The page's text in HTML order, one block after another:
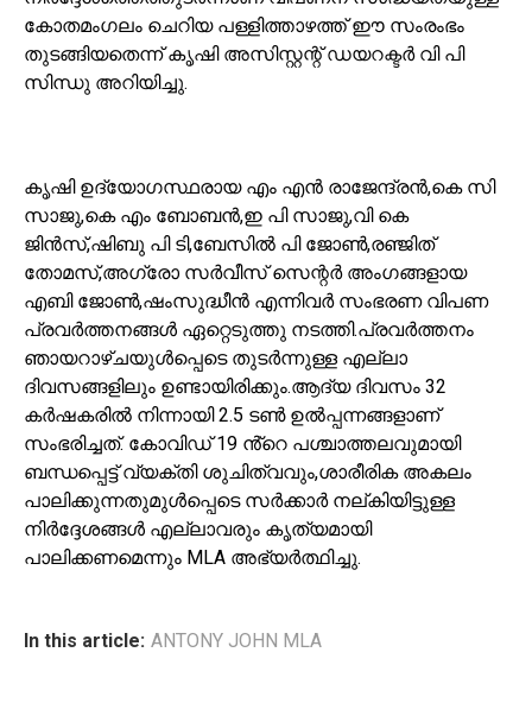
കോതമംഗലം ചെറിയ പള്ളിത്താഴത്ത് ഈ സംരംഭം
തുടങ്ങിയതെന്ന് കൃഷി അസിസ്റ്റന്റ് ഡയറക്ടർ വി പി
സിന്ധു അറിയിച്ചു.
കൃഷി ഉദ്യോഗസ്ഥരായ എം എൻ രാജേന്ദ്രൻ,കെ സി
സാജു,കെ എം ബോബൻ,ഇ പി സാജു,വി കെ
ജിൻസ്,ഷിബു പി ടി,ബേസിൽ പി ജോൺ,രഞ്ജിത്
തോമസ്,അഗ്രോ സർവീസ് സെന്റർ അംഗങ്ങളായ
എബി ജോൺ,ഷംസുദ്ധീൻ എന്നിവർ സംഭരണ വിപണ
പ്രവർത്തനങ്ങൾ ഏറ്റെടുത്തു നടത്തി.പ്രവർത്തനം
ഞായറാഴ്ചയുൾപ്പെടെ തുടർന്നുള്ള എല്ലാ
ദിവസങ്ങളിലും ഉണ്ടായിരിക്കും.ആദ്യ ദിവസം 32
കർഷകരിൽ നിന്നായി 2.5 ടൺ ഉൽപ്പന്നങ്ങളാണ്
സംഭരിച്ചത്. കോവിഡ് 19 ൻ്റെ പശ്ചാത്തലവുമായി
ബന്ധപ്പെട്ട് വ്യക്തി ശുചിത്വവും,ശാരീരിക അകലം
പാലിക്കുന്നതുമുൾപ്പെടെ സർക്കാർ നല്കിയിട്ടുള്ള
നിർദ്ദേശങ്ങൾ എല്ലാവരും കൃത്യമായി
പാലിക്കണമെന്നും MLA അഭ്യർത്ഥിച്ചു.
In this article: ANTONY JOHN MLA